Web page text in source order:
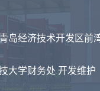
岛经济技术开发区前
大学财务处 开发维护